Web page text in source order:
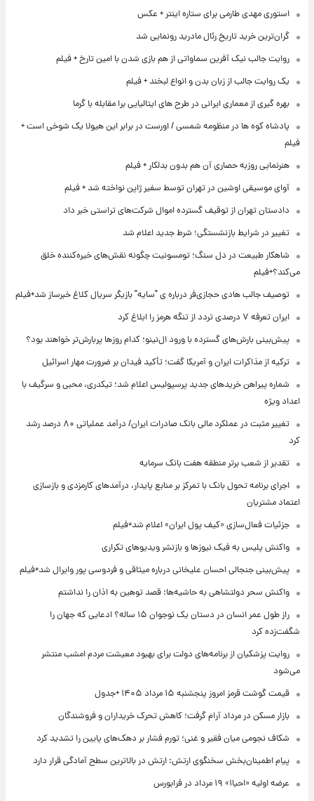
استوری مهدی طارمی برای ستاره اینتر + عکس
گران‌ترین خرید تاریخ رئال مادرید رونمایی شد
روایت جالب نیک آفرین سماواتی از هم بازی شدن با امین تارخ + فیلم
یک روایت جالب از زبان بدن و انواع لبخند + فیلم
بهره گیری از معماری ایرانی در طرح های ایتالیایی برا مقابله با گرما
پادشاه کوه ها در منظومه شمسی / اورست در برابر این هیولا یک شوخی است +
فیلم
هنرنمایی روزبه حصاری آن هم بدون بدلکار + فیلم
آوای موسیقی اوشین در تهران توسط سفیر ژاپن نواخته شد + فیلم
دادستان تهران از توقیف گسترده اموال شرکت‌های تراستی خبر داد
تغییر در شرایط بازنشستگی؛ شرط جدید اعلام شد
شاهکار طبیعت در دل سنگ؛ تومسونیت چگونه نقش‌های خیره‌کننده خلق
می‌کند؟+فیلم
توصیف جالب هادی حجازی‌فر درباره ی "سایه" بازیگر سریال کلاغ خبرساز شد+فیلم
ایران تعرفه ۷ درصدی تردد از تنگه هرمز را ابلاغ کرد
پیش‌بینی بارش‌های گسترده با ورود ال‌نینو؛ کدام روزها پربارش‌تر خواهند بود؟
ترکیه از مذاکرات ایران و آمریکا گفت؛ تأکید فیدان بر ضرورت مهار اسرائیل
شماره پیراهن خریدهای جدید پرسپولیس اعلام شد؛ تیکدری، محبی و سرگیف با
اعداد ویژه
تغییر مثبت در عملکرد مالی بانک صادرات ایران/ درآمد عملیاتی ۸۰ درصد رشد
کرد
تقدیر از شعب برتر منطقه هفت بانک سرمایه
اجرای برنامه تحول بانک با تمرکز بر منابع پایدار، درآمدهای کارمزدی و بازسازی
اعتماد مشتریان
جزئیات فعال‌سازی «کیف پول ایران» اعلام شد+فیلم
واکنش پلیس به فیک نیوزها و بازنشر ویدیوهای تکراری
پیش‌بینی جنجالی احسان علیخانی درباره میثاقی و فردوسی پور وایرال شد+فیلم
واکنش سحر دولتشاهی به حاشیه‌ها: قصد توهین به اذان را نداشتم
راز طول عمر انسان در دستان یک نوجوان ۱۵ ساله؟ ادعایی که جهان را
شگفت‌زده کرد
روایت پزشکیان از برنامه‌های دولت برای بهبود معیشت مردم امشب منتشر
می‌شود
قیمت گوشت قرمز امروز پنجشنبه ۱۵ مرداد ۱۴۰۵ +جدول
بازار مسکن در مرداد آرام گرفت؛ کاهش تحرک خریداران و فروشندگان
شکاف نجومی میان فقیر و غنی؛ تورم فشار بر دهک‌های پایین را تشدید کرد
پیام اطمینان‌بخش سخنگوی ارتش: ارتش در بالاترین سطح آمادگی قرار دارد
عرضه اولیه «احیا۱» ۱۹ مرداد در فرابورس